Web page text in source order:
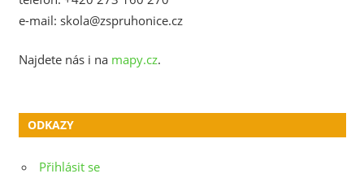
e-mail: skola@zspruhonice.cz
Najdete nás i na mapy.cz.
ODKAZY
Přihlásit se